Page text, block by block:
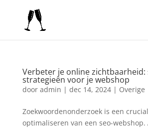
Verbeter je online zichtbaarheid:
strategieën voor je webshop
door admin | dec 14, 2024| Overige
Zoekwoordenonderzoek is een
optimaliseren van een seo-webshop.